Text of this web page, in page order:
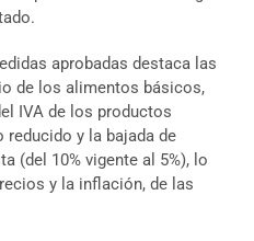
aprobadas destaca las
de los alimentos básicos,
IVA de los productos
y la bajada de
(del 10% vigente al 5%), lo
y la inflación, de las